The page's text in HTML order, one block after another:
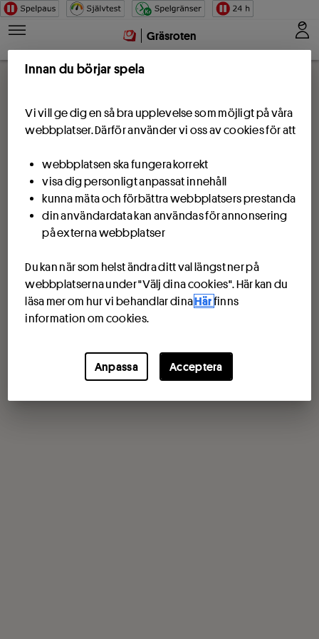
Hoppa till innehåll
Gräsroten
Innan du börjar spela
Vi vill ge dig en så bra upplevelse som möjligt på våra
webbplatser. Därför använder vi oss av cookies för att
webbplatsen ska fungera korrekt
visa dig personligt anpassat innehåll
kunna mäta och förbättra webbplatsers prestanda
din användardata kan användas för annonsering
på externa webbplatser
Du kan när som helst ändra ditt val längst ner på
webbplatserna under "Välj dina cookies". Här kan du
läsa mer om hur vi behandlar dinaHär finns
information om cookies.
Anpassa Acceptera